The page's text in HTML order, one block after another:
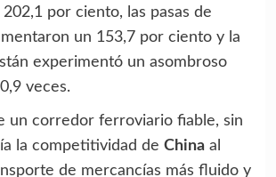
por ciento, las pasas de
un 153,7 por ciento y la
experimentó un asombroso
veces.
un corredor ferroviario fiable, sin
la competitividad de Chinaal
de mercancías más fluido y